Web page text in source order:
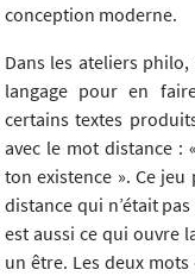
conception moderne.
Dans les ateliers
langage pour en
certains textes
avec le mot distance :
ton existence ». Ce
distance qui n’était
est aussi ce qui ouvre
un être. Les deux